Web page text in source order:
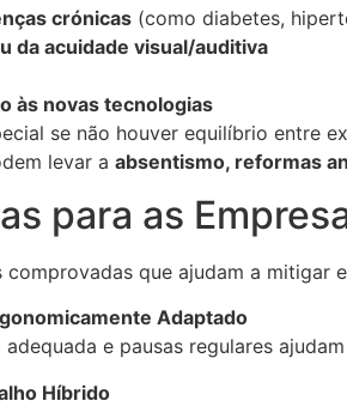
crónicas (como diabetes,
da acuidade visual/auditiva
às novas tecnologias
se não houver equilíbrio entre
levar a absentismo, reformas
para as
que ajudam a mitigar
Adaptado
e pausas regulares
Híbrido